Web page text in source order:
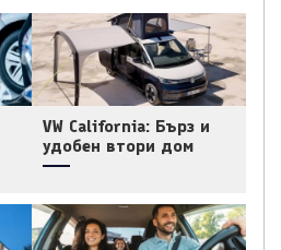
VW California: Бърз и
удобен втори дом